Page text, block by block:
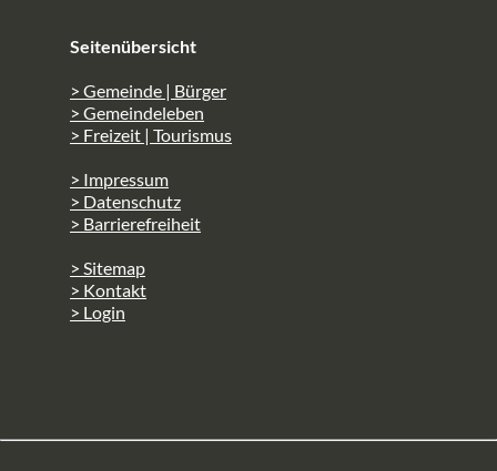
Seitenübersicht
> Gemeinde | Bürger
> Gemeindeleben
> Freizeit | Tourismus
> Impressum
> Datenschutz
> Barrierefreiheit
> Sitemap
> Kontakt
> Login